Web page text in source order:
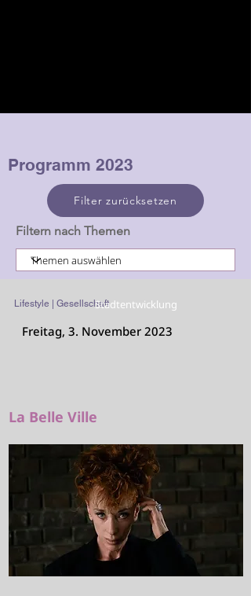
Programm 2023
Filter zurücksetzen
Filtern nach Themen
Lifestyle | GesellschaftStadtentwicklung
Freitag, 3. November 2023
La Belle Ville